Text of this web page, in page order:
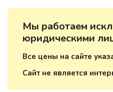
Мы работаем
юридическими
Все цены на сайте
Сайт не является